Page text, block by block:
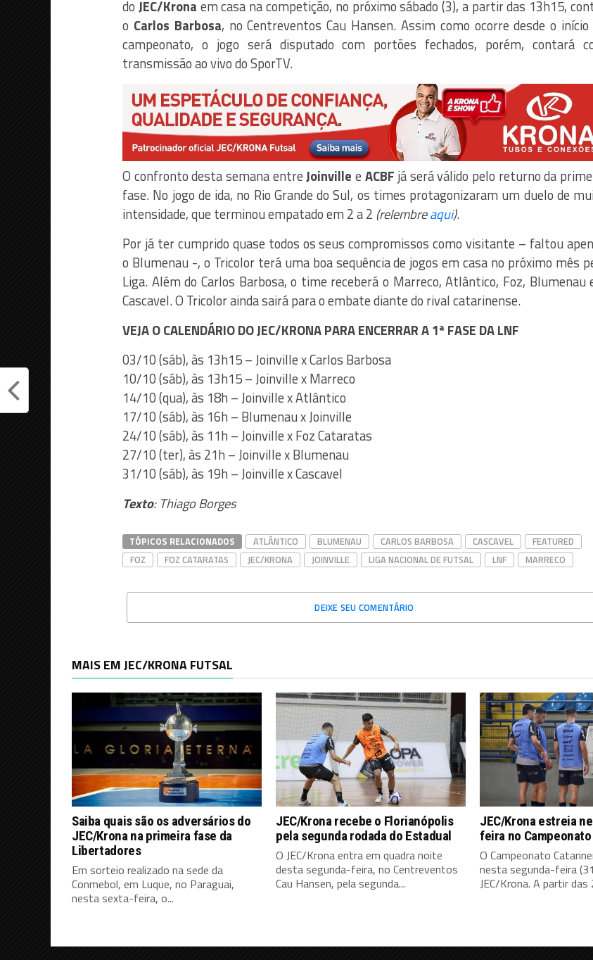
do JEC/Krona em casa na competição, no próximo sábado (3), a partir das 13h15,
o Carlos Barbosa, no Centreventos Cau Hansen. Assim como ocorre desde o início
campeonato, o jogo será disputado com portões fechados, porém, contará
transmissão ao vivo do SporTV.
O confronto desta semana entreJoinville e ACBF já será válido pelo returno da
fase. No jogo de ida, no Rio Grande do Sul, os times protagonizaram um duelo de
intensidade, que terminou empatado em 2 a 2 (relembreaqui).
Por já ter cumprido quase todos os seus compromissos como visitante – faltou
o Blumenau -, o Tricolor terá uma boa sequência de jogos em casa no próximo mês
Liga. Além do Carlos Barbosa, o time receberá o Marreco, Atlântico, Foz, Blumenau
Cascavel. O Tricolor ainda sairá para o embate diante do rival catarinense.
VEJA O CALENDÁRIO DO JEC/KRONA PARA ENCERRAR A 1ª FASE DA LNF
03/10 (sáb), às 13h15 – Joinville x Carlos Barbosa
10/10 (sáb), às 13h15 – Joinville x Marreco
14/10 (qua), às 18h – Joinville x Atlântico
17/10 (sáb), às 16h – Blumenau x Joinville
24/10 (sáb), às 11h – Joinville x Foz Cataratas
27/10 (ter), às 21h – Joinville x Blumenau
31/10 (sáb), às 19h – Joinville x Cascavel
Texto: Thiago Borges
TÓPICOS RELACIONADOS ATLÂNTICO BLUMENAU CARLOS BARBOSA CASCAVEL
FEATURED
FOZ
FOZ CATARATAS JEC/KRONA JOINVILLE LIGA NACIONAL DE FUTSAL LNF MARRECO
DEIXE SEU COMENTÁRIO
MAIS EM JEC/KRONA FUTSAL
Saiba quais são os adversários do
JEC/Krona na primeira fase da
Libertadores
Em sorteio realizado na sede da
Conmebol, em Luque, no Paraguai,
nesta sexta-feira, o...
JEC/Krona recebe o Florianópolis
pela segunda rodada do Estadual
O JEC/Krona entra em quadra noite
desta segunda-feira, no Centreventos
Cau Hansen, pela segunda...
JEC/Krona estreia
feira no
O Campeonato
nesta segunda-feira
JEC/Krona. A partir das